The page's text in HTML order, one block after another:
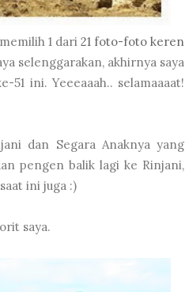
1 dari 21 foto-foto keren
selenggarakan, akhirnya saya
ini. Yeeeaaah.. selamaaaat!
dan Segara Anaknya yang
pengen balik lagi ke Rinjani,
ini juga :)
saya.